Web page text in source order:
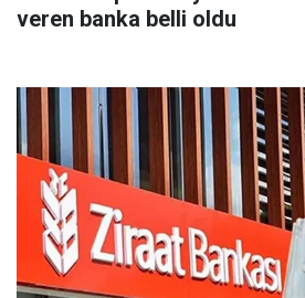
veren banka belli oldu